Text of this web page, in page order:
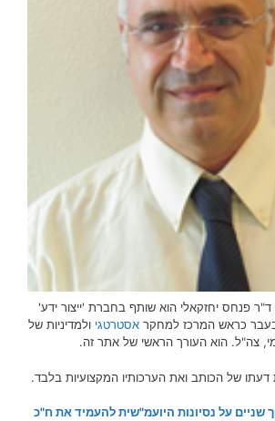
פנחס יחזקאלי הוא שותף בחברת 'ייצור ידע'
כראש המרכז למחקר אסטרטגי ולמדיניות של
צה"ל. הוא העורך הראשי של אתר זה.
של הכותב ואת הערכותיו המקצועיות בלבד.
שניים על נסיונות היועמ"שית להעמיד את ח"כ